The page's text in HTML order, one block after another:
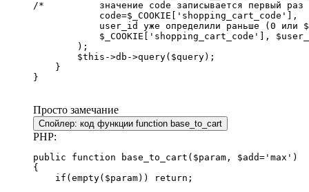
/*          значение code записывается первый раз
            code=$_COOKIE['shopping_cart_code'],
user_id уже определили раньше (0 или
$_COOKIE['shopping_cart_code'],
        );
        $this->db->query($query);
    }
}
Просто замечание
Спойлер: код функции function base_to_cart
PHP:
public function base_to_cart($param, $add='max')
{
    if(empty($param)) return;